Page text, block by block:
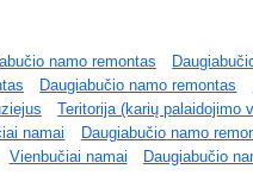
namo remontas
Daugiabučio namo remontas
Teritorija (karių palaidojimo
namai Daugiabučio namo
Vienbučiai namai Daugiabučio